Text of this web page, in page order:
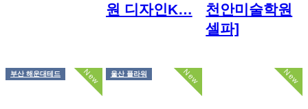
원 디자인K…
천안미술학원
셀파]
New
부산 해운대테드 New
울산 플라워 New